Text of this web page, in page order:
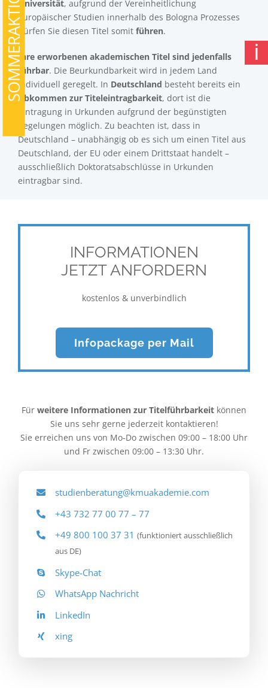
Universität, aufgrund der Vereinheitlichung
europäischer Studien innerhalb des Bologna Prozesses
dürfen Sie diesen Titel somit führen.
Ihre erworbenen akademischen Titel sind jedenfalls
führbar. Die Beurkundbarkeit wird in jedem Land
individuell geregelt. In Deutschland besteht bereits ein
Abkommen zur Titeleintragbarkeit, dort ist die
Eintragung in Urkunden aufgrund der begünstigten
Regelungen möglich. Zu beachten ist, dass in
Deutschland – unabhängig ob es sich um einen Titel aus
Deutschland, der EU oder einem Drittstaat handelt –
ausschließlich Doktoratsabschlüsse in Urkunden
eintragbar sind.
INFORMATIONEN
JETZT ANFORDERN
kostenlos & unverbindlich
Infopackage per Mail
Für weitere Informationen zur Titelführbarkeit können
Sie uns sehr gerne jederzeit kontaktieren!
Sie erreichen uns von Mo-Do zwischen 09:00 – 18:00 Uhr
und Fr zwischen 09:00 – 13:30 Uhr.
studienberatung@kmuakademie.com
+43 732 77 00 77 – 77
+49 800 100 37 31 (funktioniert ausschließlich
aus DE)
Skype-Chat
WhatsApp Nachricht
LinkedIn
xing
SOMMERAKTION ℹ